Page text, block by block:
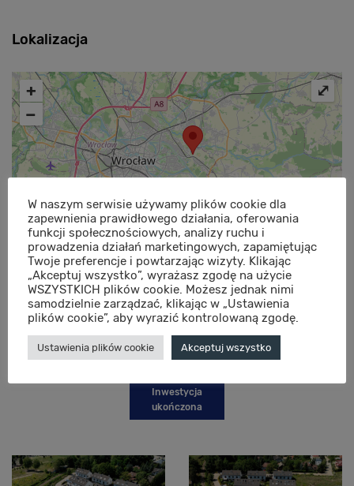
Lokalizacja
+
−
©OpenStreetMapcontributors.
⤢
Galeria
Inwestycja
ukończona
W naszym serwisie używamy plików cookie dla
zapewnienia prawidłowego działania, oferowania
funkcji społecznościowych, analizy ruchu i
prowadzenia działań marketingowych, zapamiętując
Twoje preferencje i powtarzając wizyty. Klikając
„Akceptuj wszystko”, wyrażasz zgodę na użycie
WSZYSTKICH plików cookie. Możesz jednak nimi
samodzielnie zarządzać, klikając w „Ustawienia
plików cookie”, aby wyrazić kontrolowaną zgodę.
Ustawienia plików cookie Akceptuj wszystko